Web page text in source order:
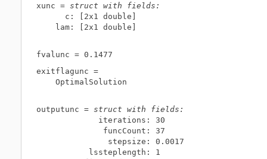
xunc = struct with fields:
      c: [2x1 double]
    lam: [2x1 double]
exitflagunc =
    OptimalSolution
outputunc = struct with fields:
             iterations: 30
              funcCount: 37
               stepsize: 0.0017
           lssteplength: 1